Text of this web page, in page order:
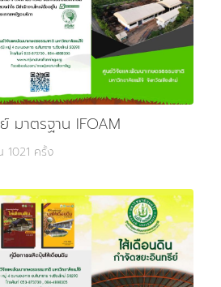
มาตรฐาน IFOAM
1021 ครั้ง